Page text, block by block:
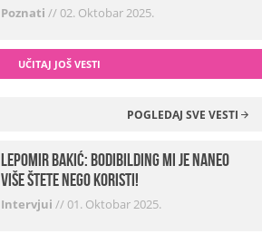
Poznati //02. Oktobar 2025.
UČITAJ JOŠ VESTI
POGLEDAJ SVE VESTI
Lepomir Bakić: Bodibilding mi je naneo
više štete nego koristi!
Intervjui //01. Oktobar 2025.